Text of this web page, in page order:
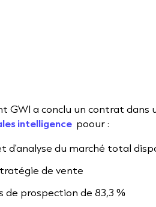
GWI a conclu un contrat dans
intelligence poour :
d'analyse du marché total
de vente
de prospection de 83,3 %